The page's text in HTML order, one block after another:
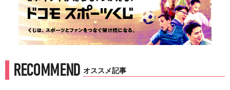
RECOMMEND オススメ記事